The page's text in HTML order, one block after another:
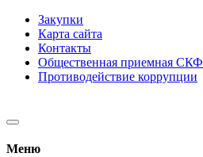
Закупки
Карта сайта
Контакты
Общественная приемная СКФ
Противодействие коррупции
Меню